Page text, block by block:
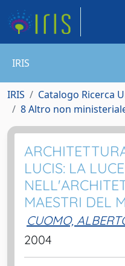
IRIS
IRIS
Catalogo Ricerca
8 Altro non
LUCIS: LA LUCE
MAESTRI DEL
CUOMO,
2004